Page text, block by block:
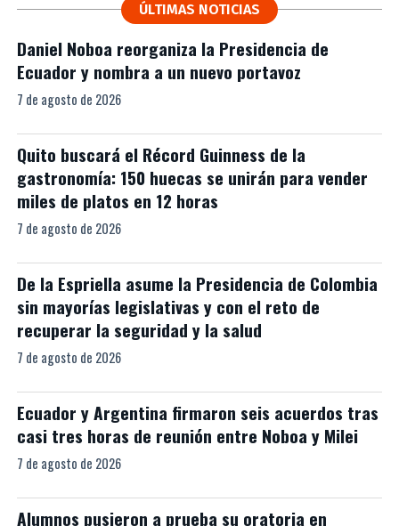
ÚLTIMAS NOTICIAS
Daniel Noboa reorganiza la Presidencia de
Ecuador y nombra a un nuevo portavoz
7 de agosto de 2026
Quito buscará el Récord Guinness de la
gastronomía: 150 huecas se unirán para vender
miles de platos en 12 horas
7 de agosto de 2026
De la Espriella asume la Presidencia de Colombia
sin mayorías legislativas y con el reto de
recuperar la seguridad y la salud
7 de agosto de 2026
Ecuador y Argentina firmaron seis acuerdos tras
casi tres horas de reunión entre Noboa y Milei
7 de agosto de 2026
Alumnos pusieron a prueba su oratoria en